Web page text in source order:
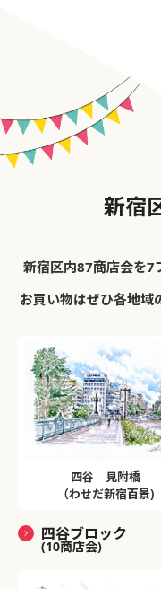
新宿
新宿区内87商店会を7
お買い物はぜひ各地域
四谷 見附橋
（わせだ新宿百景)
四谷ブロック
(10商店会)